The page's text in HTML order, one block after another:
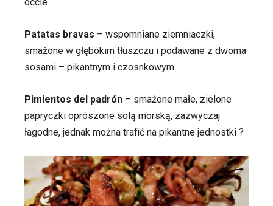
Patatas bravas – wspomniane ziemniaczki,
smażone w głębokim tłuszczu i podawane z dwoma
sosami – pikantnym i czosnkowym
Pimientos del padrón – smażone małe, zielone
papryczki oprószone solą morską, zazwyczaj
łagodne, jednak można trafić na pikantne jednostki ?